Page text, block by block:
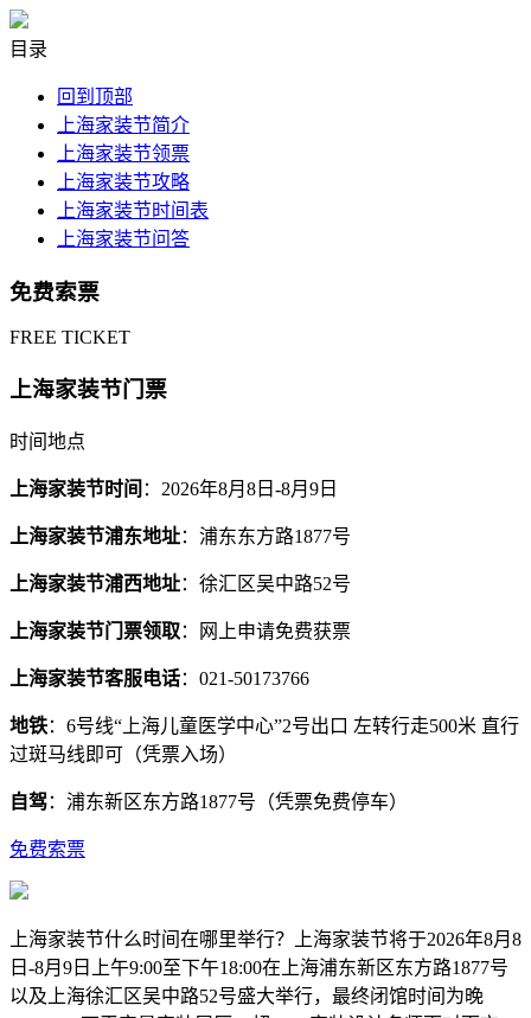
目录
回到顶部
上海家装节简介
上海家装节领票
上海家装节攻略
上海家装节时间表
上海家装节问答
免费索票
FREE TICKET
上海家装节门票
时间地点
上海家装节时间 ：2026年8月8日-8月9日
上海家装节浦东地址：浦东东方路1877号
上海家装节浦西地址：徐汇区吴中路52号
上海家装节门票领取：网上申请免费获票
上海家装节客服电话：021-50173766
地铁：6号线“上海儿童医学中心”2号出口 左转行走500米 直行
过斑马线即可（凭票入场）
自驾：浦东新区东方路1877号（凭票免费停车）
免费索票
上海家装节什么时间在哪里举行？上海家装节将于2026年8月8
日-8月9日上午9:00至下午18:00在上海浦东新区东方路1877号
以及上海徐汇区吴中路52号盛大举行，最终闭馆时间为晚